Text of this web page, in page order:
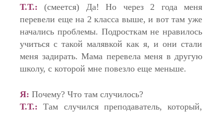
Т.Т.: (смеется) Да! Но через 2 года меня
перевели еще на 2 класса выше, и вот там уже
начались проблемы. Подросткам не нравилось
учиться с такой малявкой как я, и они стали
меня задирать. Мама перевела меня в другую
школу, с которой мне повезло еще меньше.
Я: Почему? Что там случилось?
Т.Т.:
Там случился преподаватель, который,